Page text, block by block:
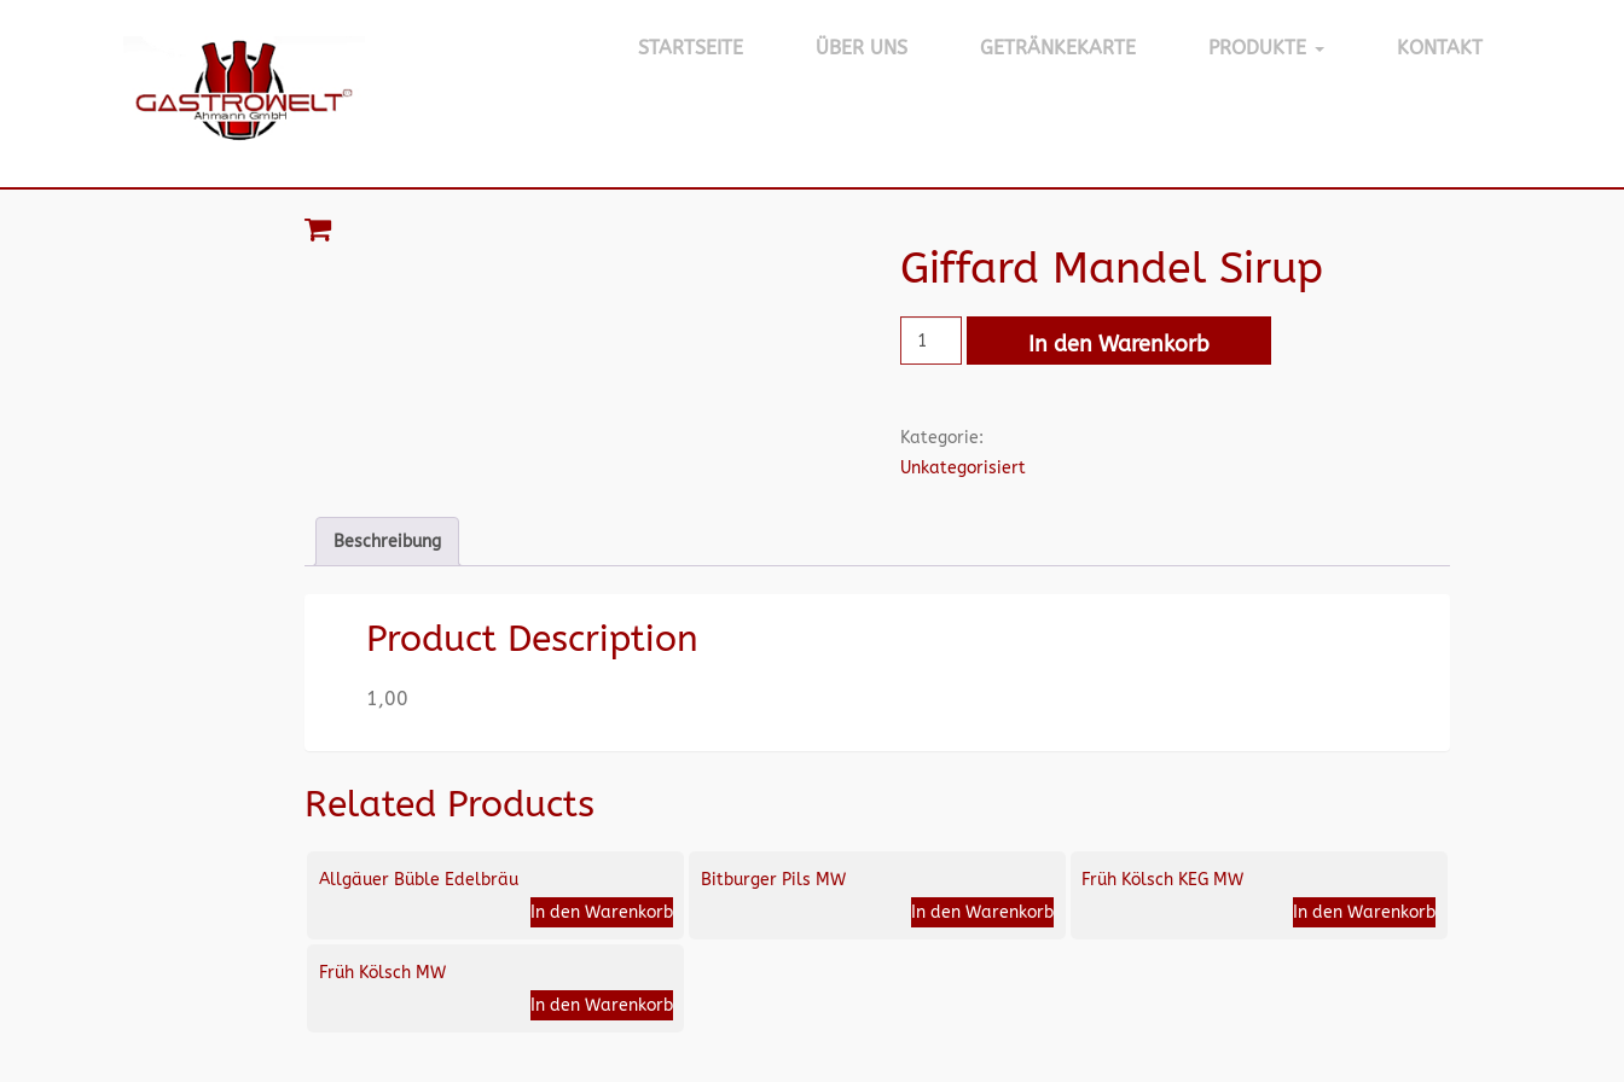
STARTSEITE ÜBER UNS GETRÄNKEKARTE PRODUKTE KONTAKT
Giffard Mandel Sirup
In den Warenkorb
Kategorie:
Unkategorisiert
Beschreibung
Product Description
1,00
Related Products
Allgäuer Büble Edelbräu
In den Warenkorb
Bitburger Pils MW
In den Warenkorb
Früh Kölsch KEG MW
In den Warenkorb
Früh Kölsch MW
In den Warenkorb